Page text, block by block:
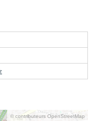
© contributeurs OpenStreetMap